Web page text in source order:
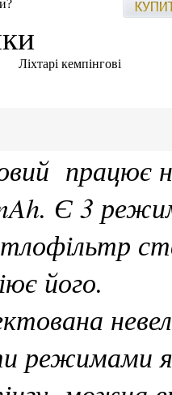
Ліхтарі кемпінгові
працює
Є 3
його.
режимами